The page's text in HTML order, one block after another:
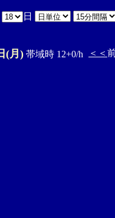
日
(月) 帯域時 12+0/h ＜＜